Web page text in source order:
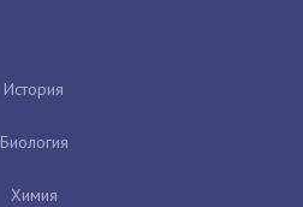
История
Биология
Химия